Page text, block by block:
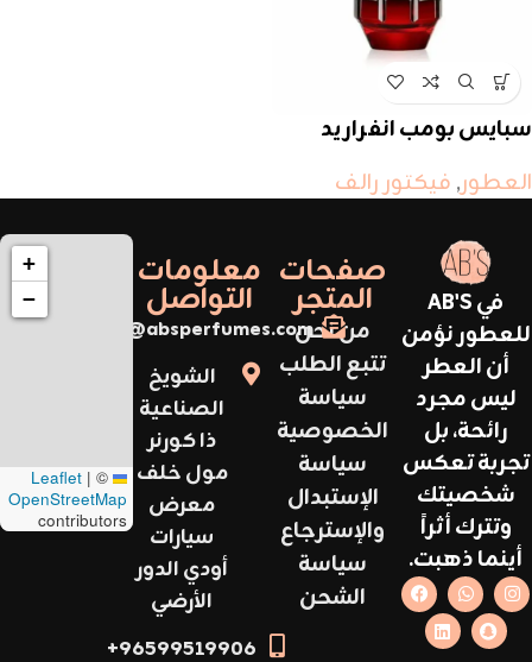
سبايس بومب انفراريد
العطور, فيكتور رالف
في AB'S
للعطور نؤمن
أن العطر
ليس مجرد
رائحة، بل
تجربة تعكس
شخصيتك
وتترك أثراً
أينما ذهبت.
صفحات
المتجر
من نحن
تتبع الطلب
سياسة
الخصوصية
سياسة
الإستبدال
والإسترجاع
سياسة
الشحن
معلومات
التواصل
support@absperfumes.com
الشويخ
الصناعية
ذا كورنر
مول خلف
معرض
سيارات
أودي الدور
الأرضي
96599519906+
+
−
| ©
OpenStreetMap
contributors